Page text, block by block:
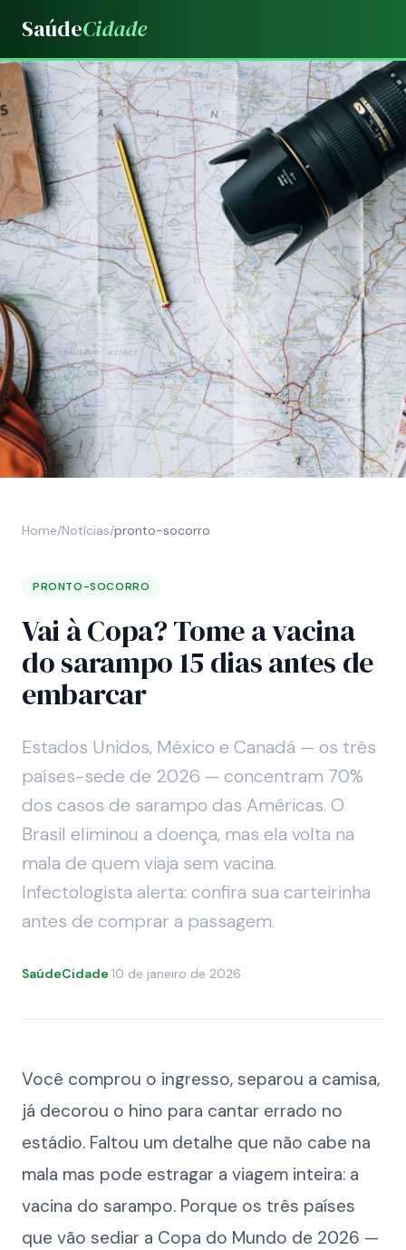
SaúdeCidade
Home/Notícias/pronto-socorro
PRONTO-SOCORRO
Vai à Copa? Tome a vacina
do sarampo 15 dias antes de
embarcar
Estados Unidos, México e Canadá — os três
países-sede de 2026 — concentram 70%
dos casos de sarampo das Américas. O
Brasil eliminou a doença, mas ela volta na
mala de quem viaja sem vacina.
Infectologista alerta: confira sua carteirinha
antes de comprar a passagem.
SaúdeCidade·10 de janeiro de 2026
Você comprou o ingresso, separou a camisa,
já decorou o hino para cantar errado no
estádio. Faltou um detalhe que não cabe na
mala mas pode estragar a viagem inteira: a
vacina do sarampo. Porque os três países
que vão sediar a Copa do Mundo de 2026 —